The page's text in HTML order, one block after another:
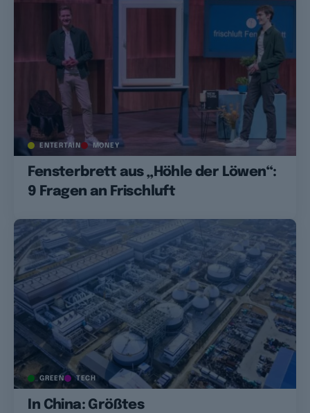
ENTERTAIN MONEY
Fensterbrett aus „Höhle der Löwen“:
9 Fragen an Frischluft
GREEN TECH
In China: Größtes